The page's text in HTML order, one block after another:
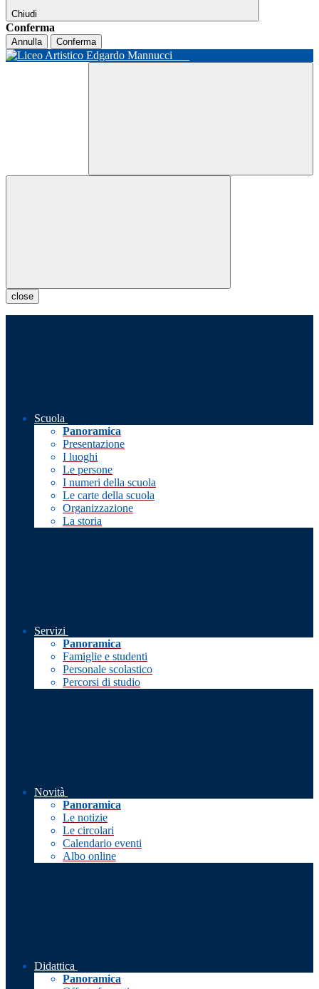
Chiudi
Conferma
Annulla Conferma
close
Scuola
Panoramica
Presentazione
I luoghi
Le persone
I numeri della scuola
Le carte della scuola
Organizzazione
La storia
Servizi
Panoramica
Famiglie e studenti
Personale scolastico
Percorsi di studio
Novità
Panoramica
Le notizie
Le circolari
Calendario eventi
Albo online
Didattica
Panoramica